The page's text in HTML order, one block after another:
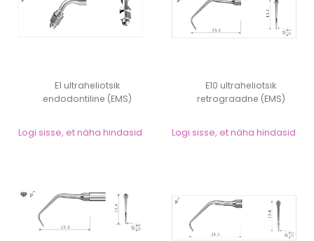
E1 ultraheliotsik
endodontiline (EMS)
Logi sisse, et näha hindasid
E10 ultraheliotsik
retrograadne (EMS)
Logi sisse, et näha hindasid